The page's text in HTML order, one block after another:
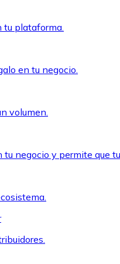
tu plataforma.
en tu negocio.
volumen.
negocio y permite que